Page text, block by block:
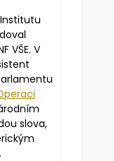
VŠE. V
slova,